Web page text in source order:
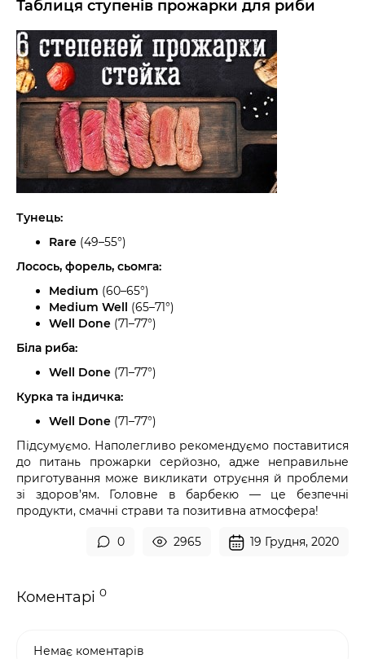
Таблиця ступенів прожарки для риби
Тунець:
Rare (49–55°)
Лосось, форель, сьомга:
Medium (60–65°)
Medium Well (65–71°)
Well Done (71–77°)
Біла риба:
Well Done (71–77°)
Курка та індичка:
Well Done (71–77°)
Підсумуємо. Наполегливо рекомендуємо поставитися
до питань прожарки серйозно, адже неправильне
приготування може викликати отруєння й проблеми
зі здоров’ям. Головне в барбекю — це безпечні
продукти, смачні страви та позитивна атмосфера!
0 2965 19 Грудня, 2020
Коментарі 0
Немає коментарів